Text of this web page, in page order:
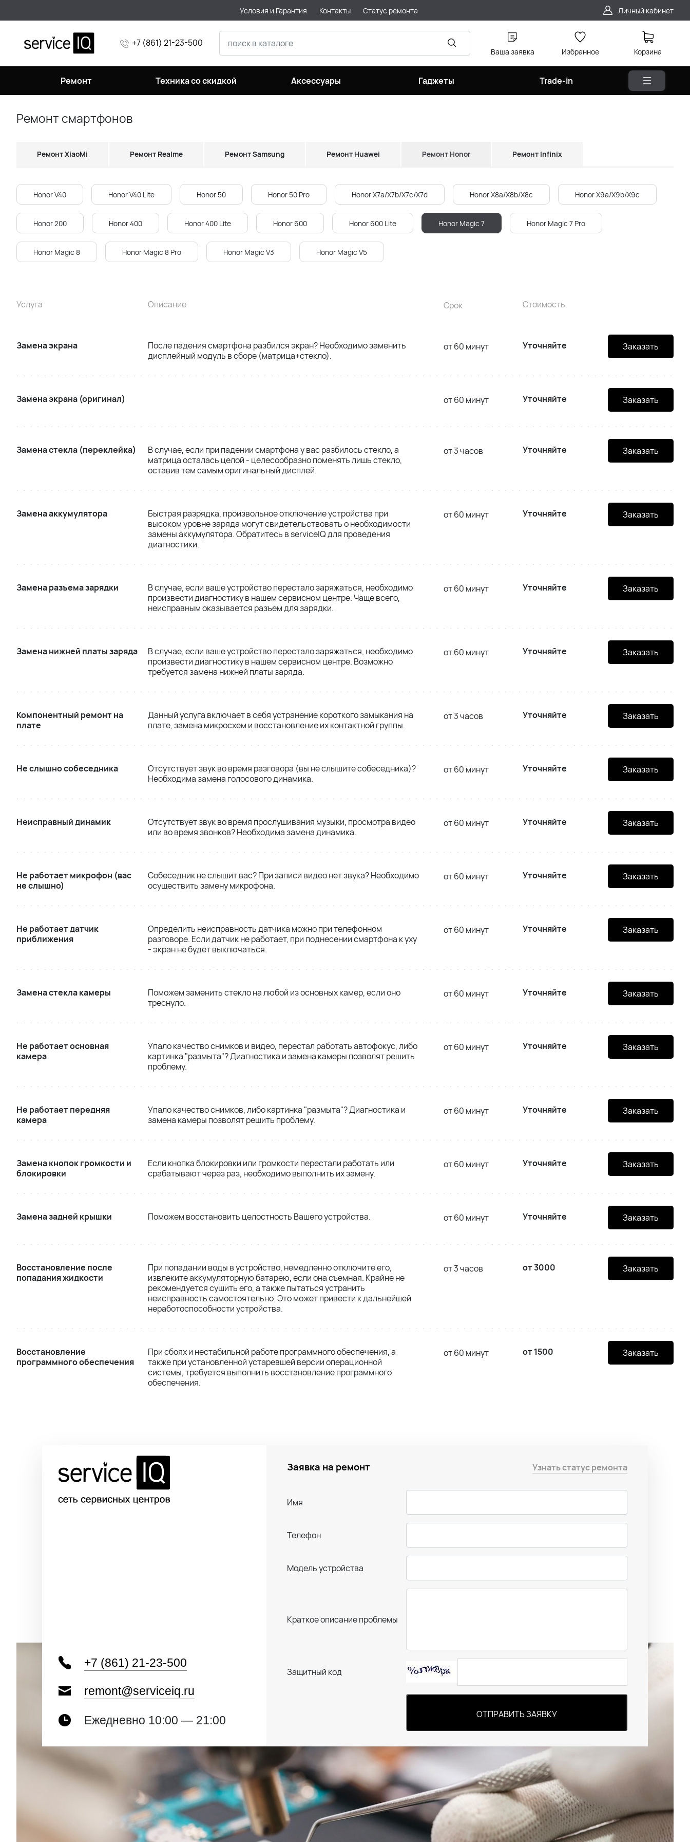
Условия и Гарантия Контакты Статус ремонта Личный кабинет
+7 (861) 21-23-500
Ваша заявка Избранное Корзина
Ремонт Техника со скидкой Аксессуары Гаджеты Trade-in
Ремонт смартфонов
Ремонт XiaoMi Ремонт Realme Ремонт Samsung Ремонт Huawei Ремонт Honor Ремонт Infinix
Honor V40 Honor V40 Lite Honor 50 Honor 50 Pro Honor X7a/X7b/X7c/X7d Honor X8a/X8b/X8c Honor X9a/X9b/X9c
Honor 200 Honor 400 Honor 400 Lite Honor 600 Honor 600 Lite Honor Magic 7 Honor Magic 7 Pro
Honor Magic 8 Honor Magic 8 Pro Honor Magic V3 Honor Magic V5
Услуга Срок
Описание Стоимость
Замена экрана от 60 минут
После падения смартфона разбился экран? Необходимо заменить
дисплейный модуль в сборе (матрица+стекло).
Уточняйте Заказать
Замена экрана (оригинал) от 60 минут Уточняйте Заказать
Замена стекла (переклейка) от 3 часов
В случае, если при падении смартфона у вас разбилось стекло, а
матрица осталась целой - целесообразно поменять лишь стекло,
оставив тем самым оригинальный дисплей.
Уточняйте Заказать
Замена аккумулятора от 60 минут
Быстрая разрядка, произвольное отключение устройства при
высоком уровне заряда могут свидетельствовать о необходимости
замены аккумулятора. Обратитесь в serviceIQ для проведения
диагностики.
Уточняйте Заказать
Замена разъема зарядки от 60 минут
В случае, если ваше устройство перестало заряжаться, необходимо
произвести диагностику в нашем сервисном центре. Чаще всего,
неисправным оказывается разъем для зарядки.
Уточняйте Заказать
Замена нижней платы заряда от 60 минут
В случае, если ваше устройство перестало заряжаться, необходимо
произвести диагностику в нашем сервисном центре. Возможно
требуется замена нижней платы заряда.
Уточняйте Заказать
Компонентный ремонт на
плате
от 3 часов
Данный услуга включает в себя устранение короткого замыкания на
плате, замена микросхем и восстановление их контактной группы.
Уточняйте Заказать
Не слышно собеседника от 60 минут
Отсутствует звук во время разговора (вы не слышите собеседника)?
Необходима замена голосового динамика.
Уточняйте Заказать
Неисправный динамик от 60 минут
Отсутствует звук во время прослушивания музыки, просмотра видео
или во время звонков? Необходима замена динамика.
Уточняйте Заказать
Не работает микрофон (вас
не слышно)
от 60 минут
Собеседник не слышит вас? При записи видео нет звука? Необходимо
осуществить замену микрофона.
Уточняйте Заказать
Не работает датчик
приближения
от 60 минут
Определить неисправность датчика можно при телефонном
разговоре. Если датчик не работает, при поднесении смартфона к уху
- экран не будет выключаться.
Уточняйте Заказать
Замена стекла камеры от 60 минут
Поможем заменить стекло на любой из основных камер, если оно
треснуло.
Уточняйте Заказать
Не работает основная
камера
от 60 минут
Упало качество снимков и видео, перестал работать автофокус, либо
картинка "размыта"? Диагностика и замена камеры позволят решить
проблему.
Уточняйте Заказать
Не работает передняя
камера
от 60 минут
Упало качество снимков, либо картинка "размыта"? Диагностика и
замена камеры позволят решить проблему.
Уточняйте Заказать
Замена кнопок громкости и
блокировки
от 60 минут
Если кнопка блокировки или громкости перестали работать или
срабатывают через раз, необходимо выполнить их замену.
Уточняйте Заказать
Замена задней крышки от 60 минут
Поможем восстановить целостность Вашего устройства. Уточняйте Заказать
Восстановление после
попадания жидкости
от 3 часов
При попадании воды в устройство, немедленно отключите его,
извлеките аккумуляторную батарею, если она съемная. Крайне не
рекомендуется сушить его, а также пытаться устранить
неисправность самостоятельно. Это может привести к дальнейшей
неработоспособности устройства.
от 3000 Заказать
Восстановление
программного обеспечения
от 60 минут
При сбоях и нестабильной работе программного обеспечения, а
также при установленной устаревшей версии операционной
системы, требуется выполнить восстановление программного
обеспечения.
от 1500 Заказать
+7 (861) 21-23-500
remont@serviceiq.ru
Ежедневно 10:00 — 21:00
Заявка на ремонт Узнать статус ремонта
Имя
Телефон
Модель устройства
Краткое описание проблемы
Защитный код
ОТПРАВИТЬ ЗАЯВКУ